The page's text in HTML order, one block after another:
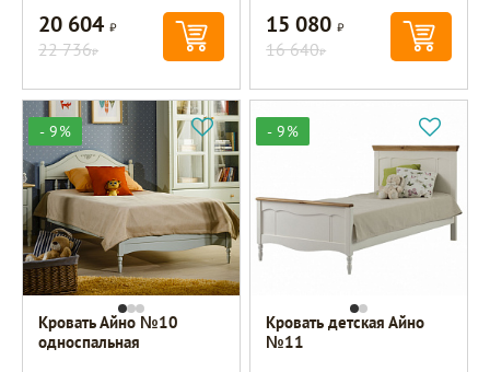
20 604Р
22 736Р
15 080Р
16 640Р
- 9%
Кровать Айно №10
односпальная
- 9%
Кровать детская Айно
№11